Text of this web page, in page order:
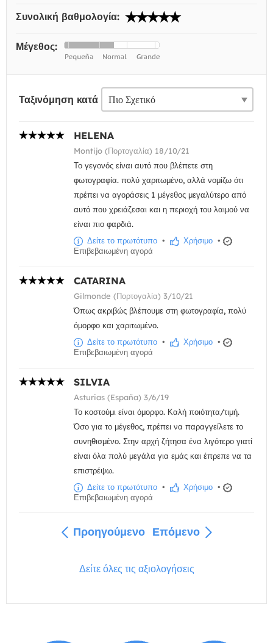
Συνολική βαθμολογία:
Μέγεθος:
Ταξινόμηση κατά
HELENA
Montijo (Πορτογαλία) 18/10/21
Το γεγονός είναι αυτό που βλέπετε στη
φωτογραφία. πολύ χαριτωμένο, αλλά νομίζω ότι
πρέπει να αγοράσεις 1 μέγεθος μεγαλύτερο από
αυτό που χρειάζεσαι και η περιοχή του λαιμού να
είναι πιο φαρδιά.
Δείτε το πρωτότυπο • Χρήσιμο •
Επιβεβαιωμένη αγορά
CATARINA
Gilmonde (Πορτογαλία) 3/10/21
Όπως ακριβώς βλέπουμε στη φωτογραφία, πολύ
όμορφο και χαριτωμένο.
Δείτε το πρωτότυπο • Χρήσιμο •
Επιβεβαιωμένη αγορά
SILVIA
Asturias (España) 3/6/19
Το κοστούμι είναι όμορφο. Καλή ποιότητα/τιμή.
Όσο για το μέγεθος, πρέπει να παραγγείλετε το
συνηθισμένο. Στην αρχή ζήτησα ένα λιγότερο γιατί
είναι όλα πολύ μεγάλα για εμάς και έπρεπε να τα
επιστρέψω.
Δείτε το πρωτότυπο • Χρήσιμο •
Επιβεβαιωμένη αγορά
Προηγούμενο Επόμενο
Δείτε όλες τις αξιολογήσεις